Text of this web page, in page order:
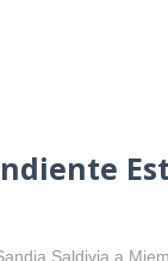
Saldivia a